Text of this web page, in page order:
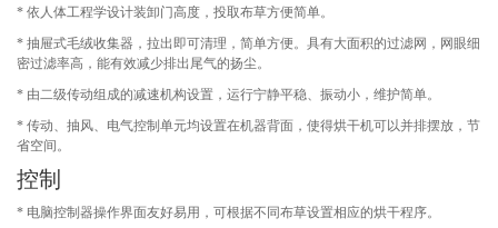
* 依人体工程学设计装卸门高度，投取布草方便简单。
* 抽屉式毛绒收集器，拉出即可清理，简单方便。具有大面积的过滤网，网眼细
密过滤率高，能有效减少排出尾气的扬尘。
* 由二级传动组成的减速机构设置，运行宁静平稳、振动小，维护简单。
* 传动、抽风、电气控制单元均设置在机器背面，使得烘干机可以并排摆放，节
省空间。
控制
* 电脑控制器操作界面友好易用，可根据不同布草设置相应的烘干程序。